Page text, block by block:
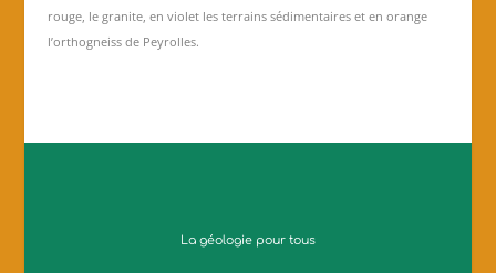
rouge, le granite, en violet les terrains sédimentaires et en orange
l’orthogneiss de Peyrolles.
La géologie pour tous